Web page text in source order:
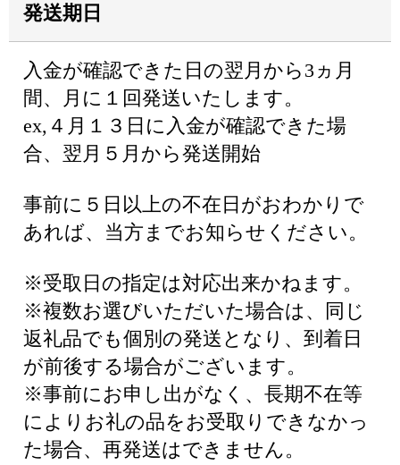
発送期日
入金が確認できた日の翌月から3ヵ月
間、月に１回発送いたします。
ex,４月１３日に入金が確認できた場
合、翌月５月から発送開始
事前に５日以上の不在日がおわかりで
あれば、当方までお知らせください。
※受取日の指定は対応出来かねます。
※複数お選びいただいた場合は、同じ
返礼品でも個別の発送となり、到着日
が前後する場合がございます。
※事前にお申し出がなく、長期不在等
によりお礼の品をお受取りできなかっ
た場合、再発送はできません。